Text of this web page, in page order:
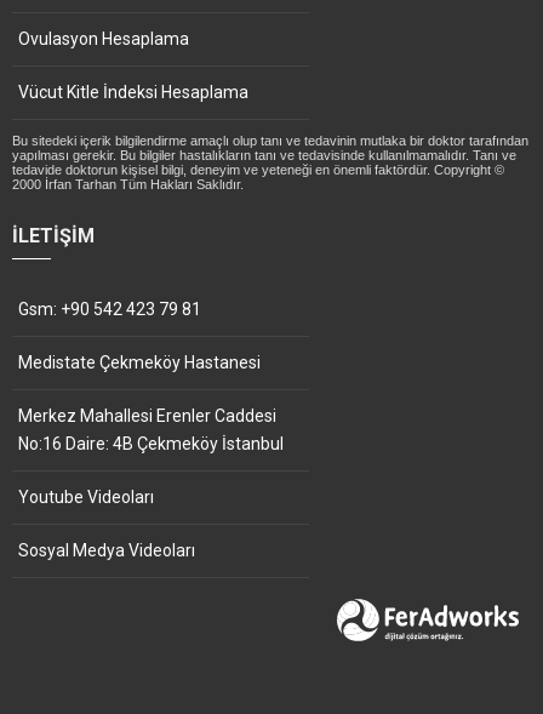
Ovulasyon Hesaplama
Vücut Kitle İndeksi Hesaplama
Bu sitedeki içerik bilgilendirme amaçlı olup tanı ve tedavinin mutlaka bir doktor tarafından
yapılması gerekir. Bu bilgiler hastalıkların tanı ve tedavisinde kullanılmamalıdır. Tanı ve
tedavide doktorun kişisel bilgi, deneyim ve yeteneği en önemli faktördür. Copyright ©
2000 İrfan Tarhan Tüm Hakları Saklıdır.
İLETIŞIM
Gsm: +90 542 423 79 81
Medistate Çekmeköy Hastanesi
Merkez Mahallesi Erenler Caddesi
No:16 Daire: 4B Çekmeköy İstanbul
Youtube Videoları
Sosyal Medya Videoları